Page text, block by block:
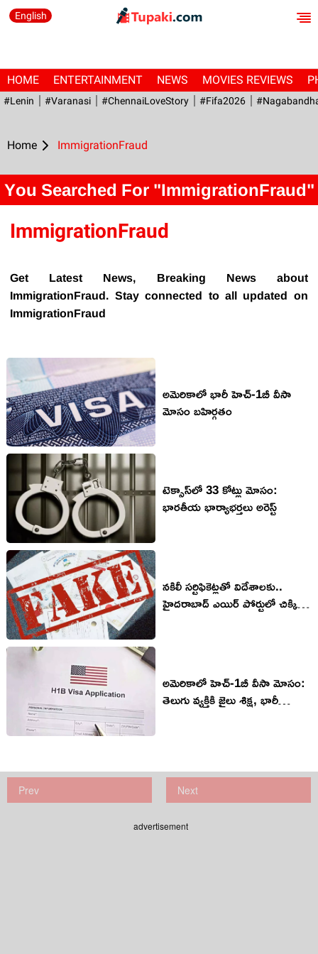
English
HOME ENTERTAINMENT NEWS MOVIES REVIEWS
#Lenin #Varanasi #ChennaiLoveStory #fifa2026
Home ImmigrationFraud
You Searched For "ImmigrationFraud"
ImmigrationFraud
Get Latest News, Breaking News about
ImmigrationFraud. Stay connected to all updated on
ImmigrationFraud
అమెరికాలో భారీ హెచ్-1బీ వీసా
మోసం బహిర్గతం
టెక్సాస్‌లో 33 కోట్లు మోసం:
భారతీయ భార్యాభర్తలు అరెస్ట్‌
నకిలీ సర్టిఫికెట్లతో విదేశాలకు..
హైదరాబాద్ ఎయిర్ పోర్టులో చిక్కిన
అమెరికాలో హెచ్-1బీ వీసా మోసం:
తెలుగు వ్యక్తికి జైలు శిక్ష, భారీ
Prev Next
advertisement